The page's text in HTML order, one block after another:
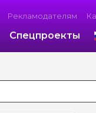
Рекламодателям
Спецпроекты